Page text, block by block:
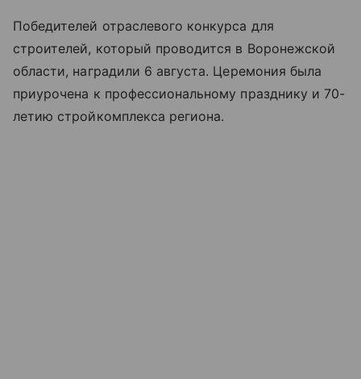
Победителей отраслевого конкурса для
строителей, который проводится в Воронежской
области, наградили 6 августа. Церемония была
приурочена к профессиональному празднику и 70-
летию стройкомплекса региона.